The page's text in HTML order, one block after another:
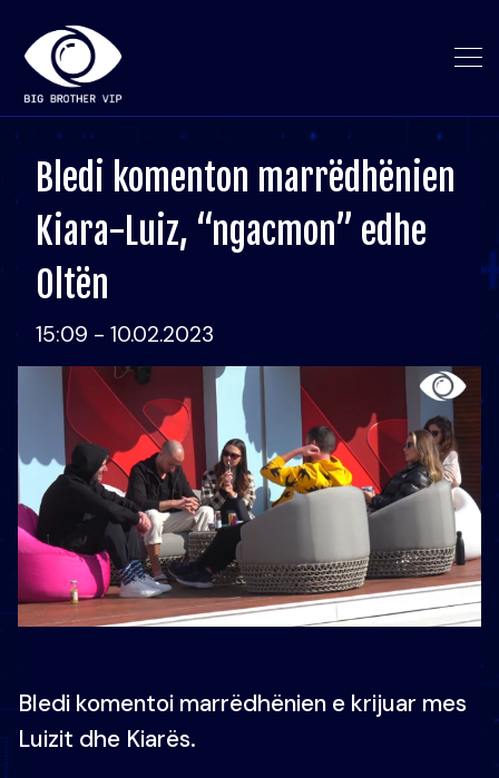
Bledi komenton marrëdhënien
Kiara-Luiz, “ngacmon” edhe
Oltën
15:09 - 10.02.2023
Bledi komentoi marrëdhënien e krijuar mes
Luizit dhe Kiarës.